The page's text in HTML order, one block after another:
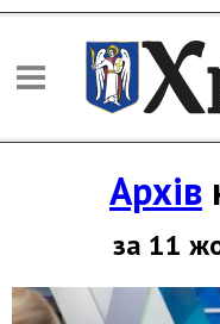
Архів
за 11